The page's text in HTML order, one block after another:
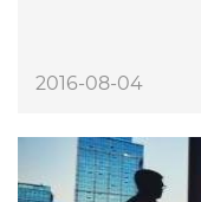
2016-08-04